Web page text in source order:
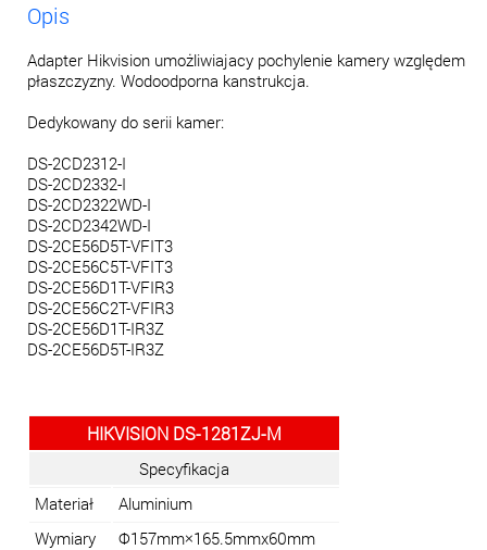
Opis
Adapter Hikvision umożliwiajacy pochylenie kamery względem
płaszczyzny. Wodoodporna kanstrukcja.
Dedykowany do serii kamer:
DS-2CD2312-I
DS-2CD2332-I
DS-2CD2322WD-I
DS-2CD2342WD-I
DS-2CE56D5T-VFIT3
DS-2CE56C5T-VFIT3
DS-2CE56D1T-VFIR3
DS-2CE56C2T-VFIR3
DS-2CE56D1T-IR3Z
DS-2CE56D5T-IR3Z
HIKVISION DS-1281ZJ-M
Specyfikacja
Materiał
Aluminium
Wymiary
Φ157mm×165.5mmx60mm